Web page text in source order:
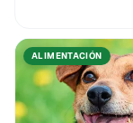
ALIMENTACIÓN